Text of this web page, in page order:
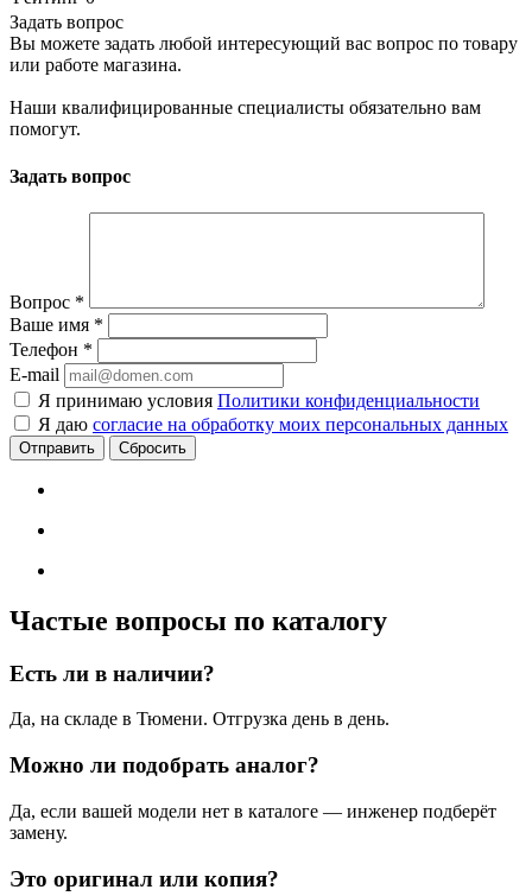
Задать вопрос
Вы можете задать любой интересующий вас вопрос по товару
или работе магазина.
Наши квалифицированные специалисты обязательно вам
помогут.
Задать вопрос
Вопрос *
Ваше имя *
Телефон *
E-mail
Я принимаю условия Политики конфиденциальности
Я даю согласие на обработку моих персональных данных
Сбросить
Частые вопросы по каталогу
Есть ли в наличии?
Да, на складе в Тюмени. Отгрузка день в день.
Можно ли подобрать аналог?
Да, если вашей модели нет в каталоге — инженер подберёт
замену.
Это оригинал или копия?